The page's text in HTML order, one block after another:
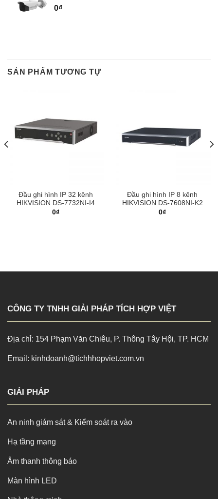
0₫
SẢN PHẨM TƯƠNG TỰ
Đầu ghi hình IP 32 kênh
HIKVISION DS-7732NI-I4
0₫
Đầu ghi hình IP 8 kênh
HIKVISION DS-7608NI-K2
0₫
CÔNG TY TNHH GIẢI PHÁP TÍCH HỢP VIỆT
Địa chỉ: 154 Phạm Văn Chiêu, P. Thông Tây Hội, TP. HCM
Email: kinhdoanh@tichhhopviet.com.vn
GIẢI PHÁP
An ninh giám sát & Kiểm soát ra vào
Hạ tầng mạng
Âm thanh thông báo
Màn hình LED